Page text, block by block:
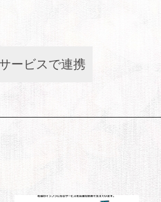
ービスで連携